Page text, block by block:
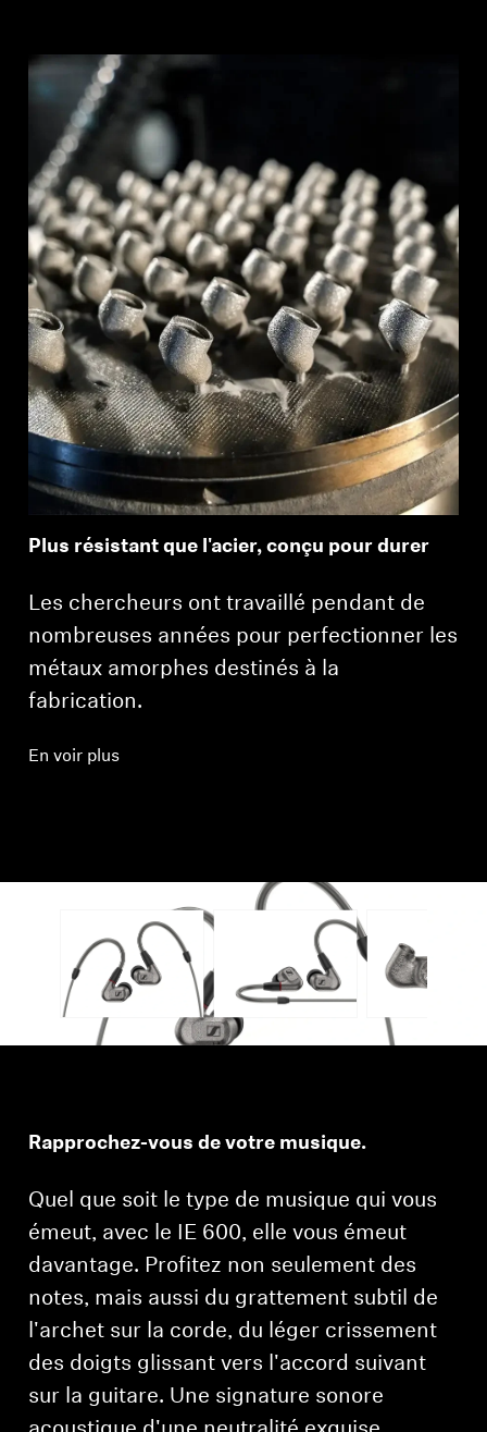
Plus résistant que l'acier, conçu pour durer
Les chercheurs ont travaillé pendant de
nombreuses années pour perfectionner les
métaux amorphes destinés à la
fabrication.
En voir plus
Rapprochez-vous de votre musique.
Quel que soit le type de musique qui vous
émeut, avec le IE 600, elle vous émeut
davantage. Profitez non seulement des
notes, mais aussi du grattement subtil de
l'archet sur la corde, du léger crissement
des doigts glissant vers l'accord suivant
sur la guitare. Une signature sonore